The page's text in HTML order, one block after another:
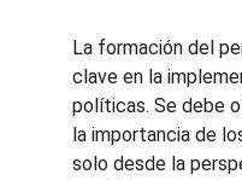
La formación del
clave en la
políticas. Se debe
la importancia de
solo desde la